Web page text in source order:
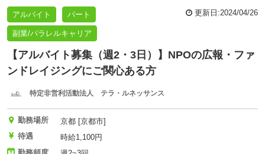
アルバイト パート
副業/パラレルキャリア
更新日:2024/04/26
【アルバイト募集（週2・3日）】NPOの広報・ファ
ンドレイジングにご関心ある方
特定非営利活動法人 テラ・ルネッサンス
勤務場所
京都 [京都市]
待遇
時給1,100円